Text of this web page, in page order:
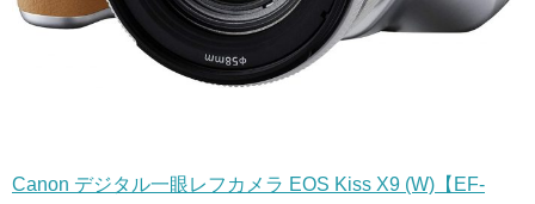
Canon デジタル一眼レフカメラ EOS Kiss X9 (W)【EF-